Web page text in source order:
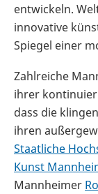
entwickeln.
innovative
Spiegel einer
Zahlreiche
ihrer
dass die
ihren
Staatliche
Kunst
Mannheimer